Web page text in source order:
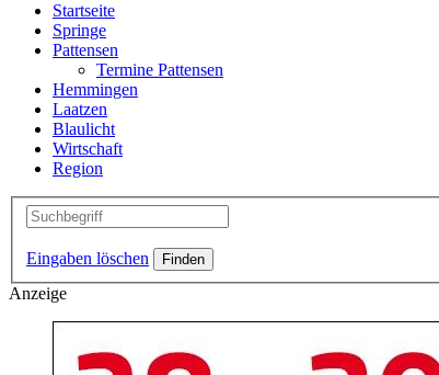
Startseite
Springe
Pattensen
Termine Pattensen
Hemmingen
Laatzen
Blaulicht
Wirtschaft
Region
Eingaben löschen
Anzeige